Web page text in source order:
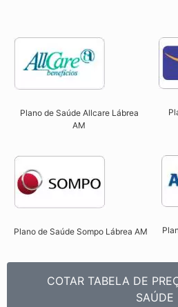
Plano de Saúde Allcare Lábrea
AM​
Plano de Saúde Sompo Lábrea AM​
COTAR TABELA DE
SAÚDE